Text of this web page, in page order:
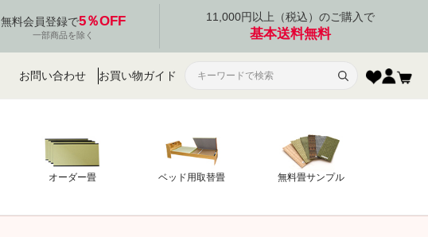
無料会員登録で5％OFF
一部商品を除く
11,000円以上（税込）のご購入で
基本送料無料
お問い合わせ お買い物ガイド
オーダー畳 ベッド用取替畳 無料畳サンプル